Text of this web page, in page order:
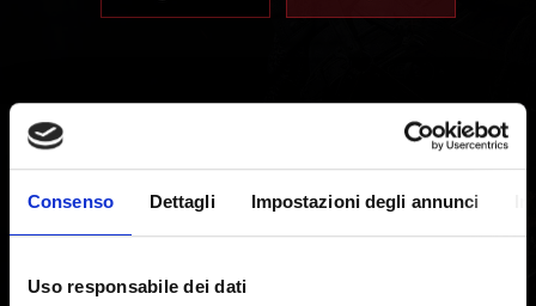
Consenso Dettagli Impostazioni degli annunci
Uso responsabile dei dati
Il DLC (o l'espansione)
scaricato e installato non è
visibile